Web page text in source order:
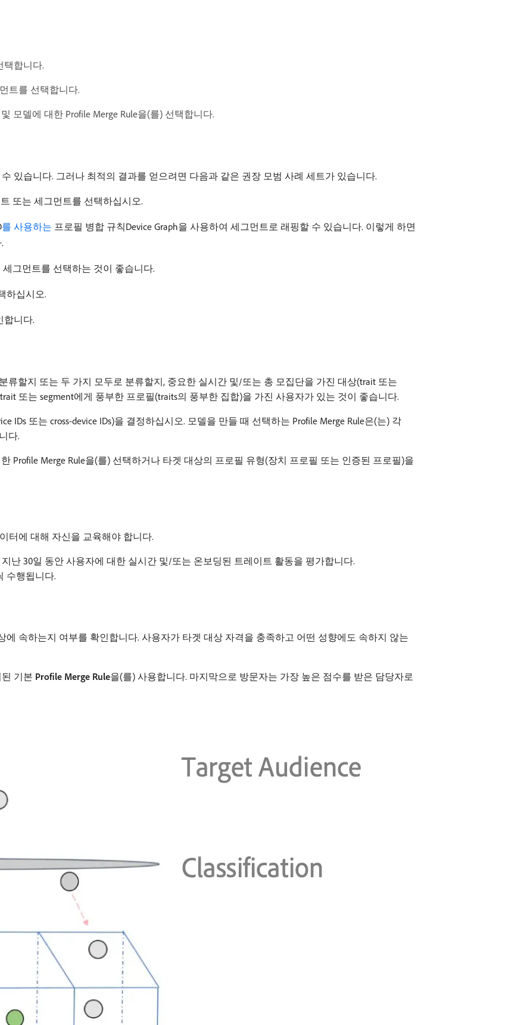
택합니다.
트를 선택합니다.
모델에 대한 Profile Merge Rule을(를) 선택합니다.
있습니다. 그러나 최적의 결과를 얻으려면 다음과 같은 권장 모범 사례 세트가 있습니다.
또는 세그먼트를 선택하십시오.
를 사용하는 ​ 프로필 병합 규칙Device Graph을 사용하여 세그먼트로 래핑할 수 있습니다. 이렇게 하면
그먼트를 선택하는 것이 좋습니다.
하십시오.
합니다.
류할지 또는 두 가지 모두로 분류할지, 중요한 실시간 및/또는 총 모집단을 가진 대상(trait 또는
또는 segment에게 풍부한 프로필(traits의 풍부한 집합)을 가진 사용자가 있는 것이 좋습니다.
IDs 또는 cross-device IDs)을 결정하십시오. 모델을 만들 때 선택하는 Profile Merge Rule은(는) 각
다.
Profile Merge Rule을(를) 선택하거나 타겟 대상의 프로필 유형(장치 프로필 또는 인증된 프로필)을
터에 대해 자신을 교육해야 합니다.
난 30일 동안 사용자에 대한 실시간 및/또는 온보딩된 트레이트 활동을 평가합니다.
수행됩니다.
속하는지 여부를 확인합니다. 사용자가 타겟 대상 자격을 충족하고 어떤 성향에도 속하지 않는
기본 Profile Merge Rule​을(를) 사용합니다. 마지막으로 방문자는 가장 높은 점수를 받은 담당자로